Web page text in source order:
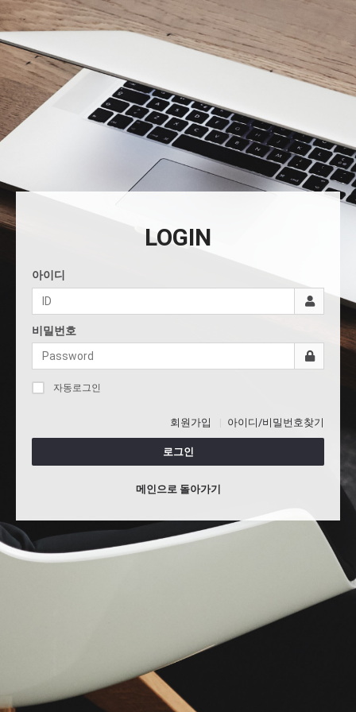
LOGIN
아이디
비밀번호
자동로그인
회원가입 아이디/비밀번호찾기
로그인
메인으로 돌아가기